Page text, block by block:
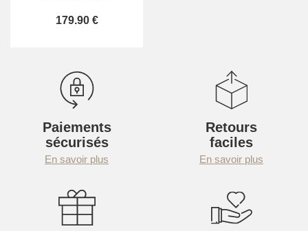
179.90 €
Paiements
sécurisés
En savoir plus
Retours
faciles
En savoir plus